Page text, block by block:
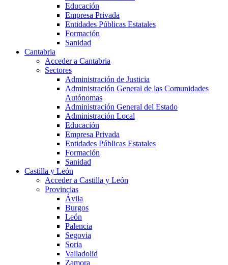
Educación
Empresa Privada
Entidades Públicas Estatales
Formación
Sanidad
Cantabria
Acceder a Cantabria
Sectores
Administración de Justicia
Administración General de las Comunidades
Autónomas
Administración General del Estado
Administración Local
Educación
Empresa Privada
Entidades Públicas Estatales
Formación
Sanidad
Castilla y León
Acceder a Castilla y León
Provincias
Ávila
Burgos
León
Palencia
Segovia
Soria
Valladolid
Zamora